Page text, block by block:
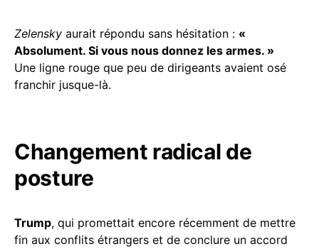
Zelensky aurait répondu sans hésitation : «
Absolument. Si vous nous donnez les armes. »
Une ligne rouge que peu de dirigeants avaient osé
franchir jusque-là.
Changement radical de
posture
Trump, qui promettait encore récemment de mettre
fin aux conflits étrangers et de conclure un accord